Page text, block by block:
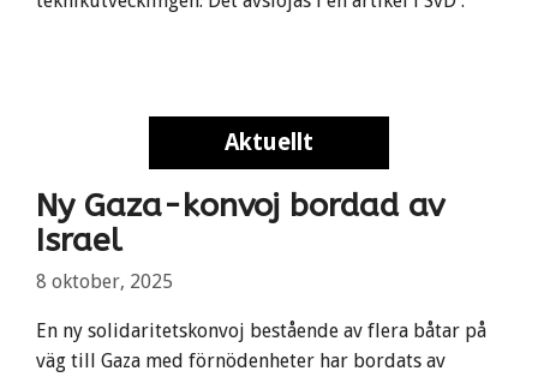
Aktuellt
Aktuellt
Ny Gaza-konvoj bordad av
Israel
8 oktober, 2025
En ny solidaritetskonvoj bestående av flera båtar på
väg till Gaza med förnödenheter har bordats av